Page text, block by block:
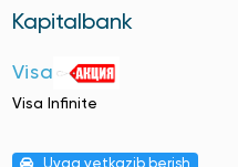
Kapitalbank
Visa
Visa Infinite